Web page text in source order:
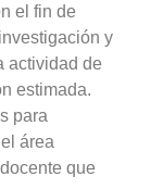
el fin de
y
actividad de
estimada.
para
área
que